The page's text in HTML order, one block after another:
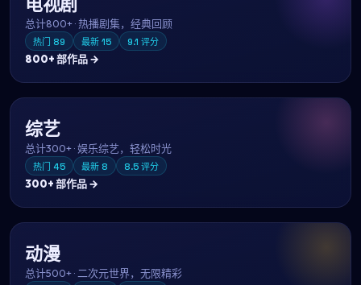
总计800+·热播剧集，经典回顾
热门 89 最新 15 9.1 评分
800+部作品 →
综艺
总计300+·娱乐综艺，轻松时光
热门 45 最新 8 8.5 评分
300+部作品 →
动漫
总计500+· 二次元世界，无限精彩